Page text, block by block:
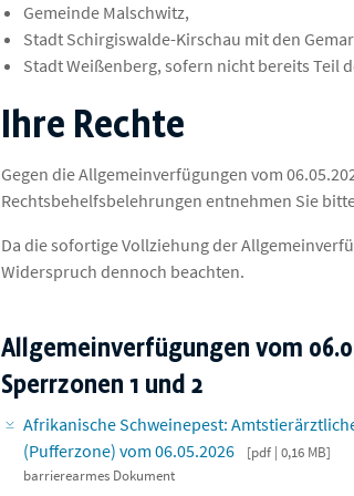
Gemeinde Malschwitz,
Stadt Schirgiswalde-Kirschau mit den
Stadt Weißenberg, sofern nicht bereits Teil
Ihre Rechte
Gegen die Allgemeinverfügungen vom
Rechtsbehelfsbelehrungen entnehmen Sie
Da die sofortige Vollziehung der
Widerspruch dennoch beachten.
Allgemeinverfügungen vom
Sperrzonen 1 und 2
Afrikanische Schweinepest:
(Pufferzone) vom 06.05.2026
pdf | 0,16 MB
barrierearmes Dokument